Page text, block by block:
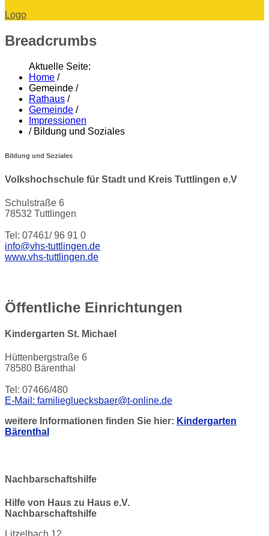
Logo
Breadcrumbs
Aktuelle Seite:
Home /
Gemeinde /
Rathaus /
Gemeinde /
Impressionen
/ Bildung und Soziales
Bildung und Soziales
Volkshochschule für Stadt und Kreis Tuttlingen e.V
Schulstraße 6
78532 Tuttlingen
Tel: 07461/ 96 91 0
info@vhs-tuttlingen.de
www.vhs-tuttlingen.de
Öffentliche Einrichtungen
Kindergarten St. Michael
Hüttenbergstraße 6
78580 Bärenthal
Tel: 07466/480
E-Mail: familiegluecksbaer@t-online.de
weitere Informationen finden Sie hier: Kindergarten
Bärenthal
Nachbarschaftshilfe
Hilfe von Haus zu Haus e.V.
Nachbarschaftshilfe
Litzelbach 12